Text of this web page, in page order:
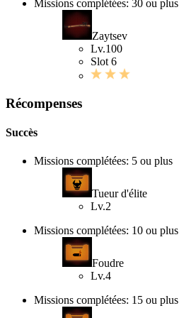
Missions complétées: 30 ou plus
Zaytsev
Lv.100
Slot 6
Récompenses
Succès
Missions complétées: 5 ou plus
Tueur d'élite
Lv.2
Missions complétées: 10 ou plus
Foudre
Lv.4
Missions complétées: 15 ou plus